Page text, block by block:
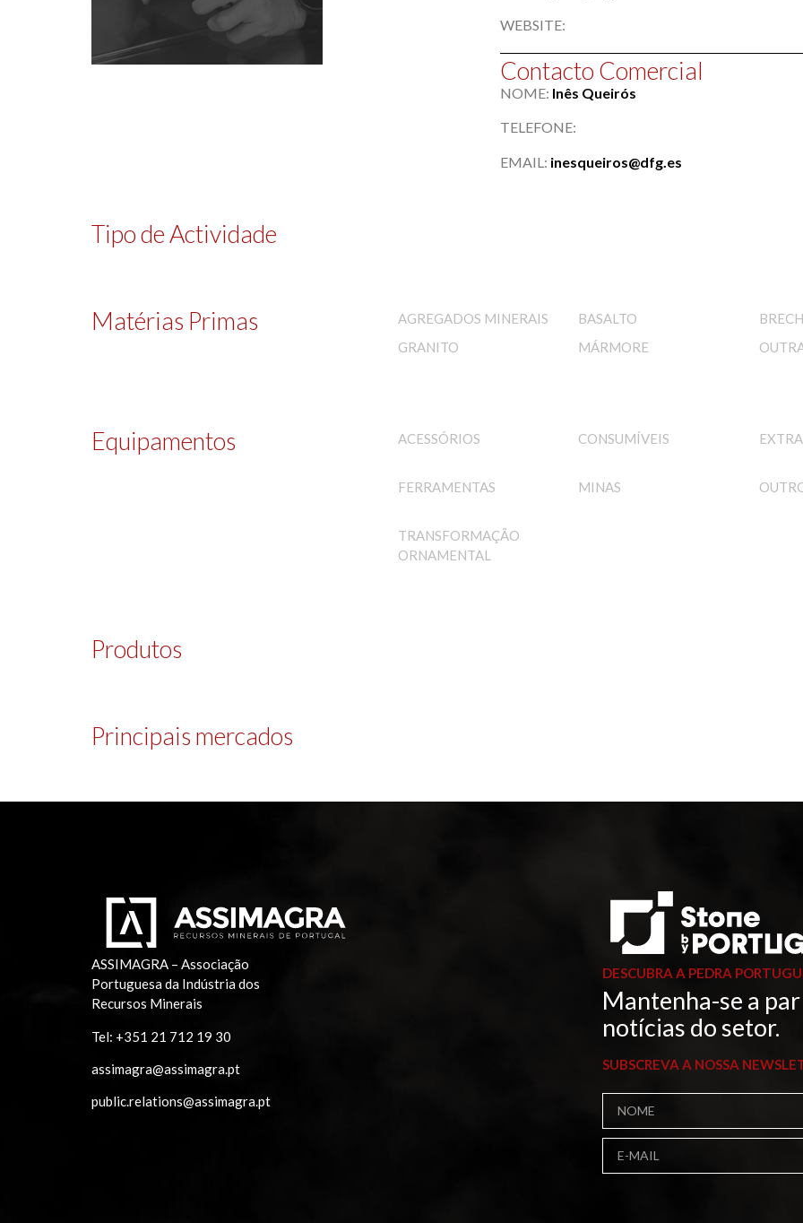
WEBSITE:
Contacto Comercial
NOME: Inês Queirós
TELEFONE:
EMAIL: inesqueiros@dfg.es
Tipo de Actividade
Matérias Primas AGREGADOS MINERAIS BASALTO
GRANITO
MÁRMORE
Equipamentos ACESSÓRIOS CONSUMÍVEIS
FERRAMENTAS
MINAS
TRANSFORMAÇÃO
ORNAMENTAL
Produtos
Principais mercados
ASSIMAGRA – Associação
Portuguesa da Indústria dos
Recursos Minerais
Tel: +351 21 712 19 30
assimagra@assimagra.pt
public.relations@assimagra.pt
DESCUBRA A PEDRA
Mantenha-se a
notícias do setor.
SUBSCREVA A NOSSA